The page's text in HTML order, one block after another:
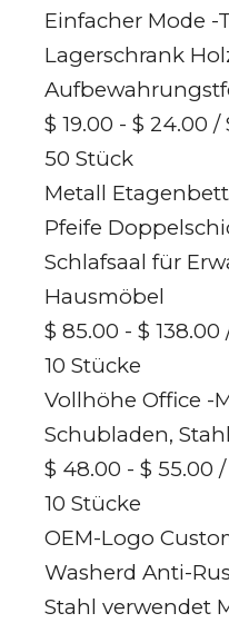
Einfacher Mode -
Lagerschrank
$ 19.00 - $ 24.00 /
50 Stück
Metall
Pfeife
Schlafsaal für
Hausmöbel
$ 85.00 - $ 138.00
10 Stücke
Vollhöhe Office -
Schubladen,
$ 48.00 - $ 55.00
10 Stücke
OEM-Logo
Washerd Anti-
Stahl verwendet